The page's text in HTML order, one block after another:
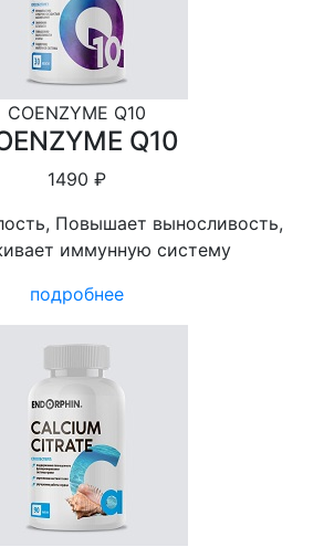
COENZYME Q10
Q10
1490 ₽
Повышает выносливость,
иммунную систему
подробнее